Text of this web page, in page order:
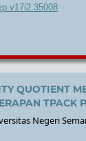
QUOTIENT
TPACK
Negeri